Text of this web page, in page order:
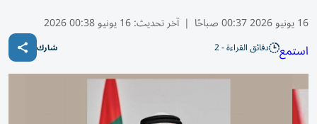
16 يونيو 2026 00:37 صباحًا | آخر تحديث:16 يونيو 00:38 2026
استمع دقائق القراءة - 2 شارك